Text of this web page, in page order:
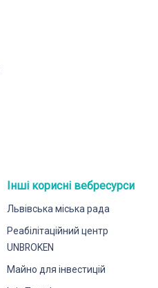
Інші корисні вебресурси
Львівська міська рада
Реабілітаційний центр
UNBROKEN
Майно для інвестицій